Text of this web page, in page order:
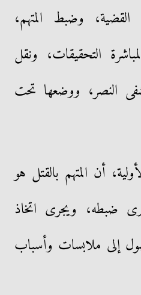
وضبط المتهم،
التحقيقات، ونقل
النصر، ووضعها تحت
أن المتهم بالقتل هو
ضبطه، ويجرى اتخاذ
إلى ملابسات وأسباب